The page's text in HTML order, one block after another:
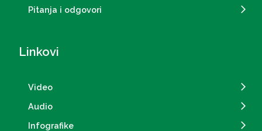
Pitanja i odgovori
Linkovi
Video
Audio
Infografike